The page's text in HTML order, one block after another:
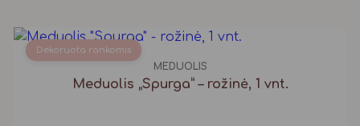
Dekoruota rankomis
MEDUOLIS
Meduolis „Spurga” – rožinė, 1 vnt.